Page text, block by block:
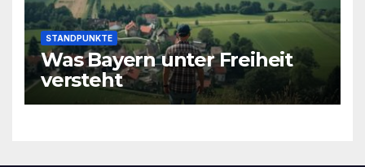
STANDPUNKTE
Was Bayern unter Freiheit
versteht